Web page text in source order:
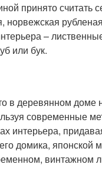
принято считать
норвежская
–
или бук.
в деревянном
современные
интерьера,
домика,
винтажном